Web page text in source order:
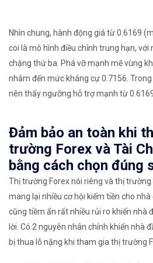
Nhìn chung, hành động giá từ 0.6169
coi là mô hình điều chỉnh trung hạn,
chặng thứ ba. Phá vỡ mạnh mẽ vùng
nhắm đến mức kháng cự 0.7156.
nên thấy ngưỡng hỗ trợ mạnh từ
Đảm bảo an toàn khi
trường Forex và Tài
bằng cách chọn đúng
Thị trường Forex nói riêng và thị
mang lại nhiều cơ hội kiếm tiền cho nhà
cũng tiềm ẩn rất nhiều rủi ro khiến nhà
lời. Có 2 nguyên nhân chính khiến nhà
bị thua lỗ nặng khi tham gia thị trường